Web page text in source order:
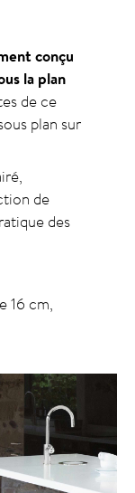
conçu
la plan
de ce
plan sur
de
des
16 cm,